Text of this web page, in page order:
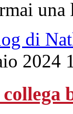
di
2024